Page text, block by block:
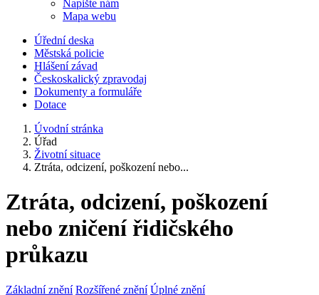
Napište nám
Mapa webu
Úřední deska
Městská policie
Hlášení závad
Českoskalický zpravodaj
Dokumenty a formuláře
Dotace
Úvodní stránka
Úřad
Životní situace
Ztráta, odcizení, poškození nebo...
Ztráta, odcizení, poškození
nebo zničení řidičského
průkazu
Základní znění Rozšířené znění Úplné znění